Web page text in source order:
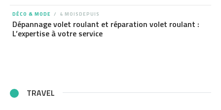
DÉCO & MODE 4 MOISDEPUIS
Dépannage volet roulant et réparation volet roulant :
L’expertise à votre service
TRAVEL